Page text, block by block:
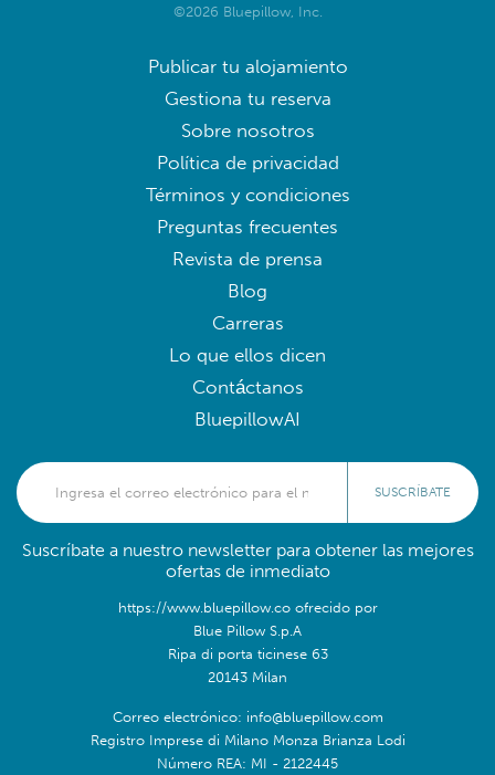
©2026 Bluepillow, Inc.
Publicar tu alojamiento
Gestiona tu reserva
Sobre nosotros
Política de privacidad
Términos y condiciones
Preguntas frecuentes
Revista de prensa
Blog
Carreras
Lo que ellos dicen
Contáctanos
BluepillowAI
SUSCRÍBATE
Suscríbate a nuestro newsletter para obtener las mejores
ofertas de inmediato
https://www.bluepillow.co ofrecido por
Blue Pillow S.p.A
Ripa di porta ticinese 63
20143 Milan
Correo electrónico: info@bluepillow.com
Registro Imprese di Milano Monza Brianza Lodi
Número REA: MI - 2122445